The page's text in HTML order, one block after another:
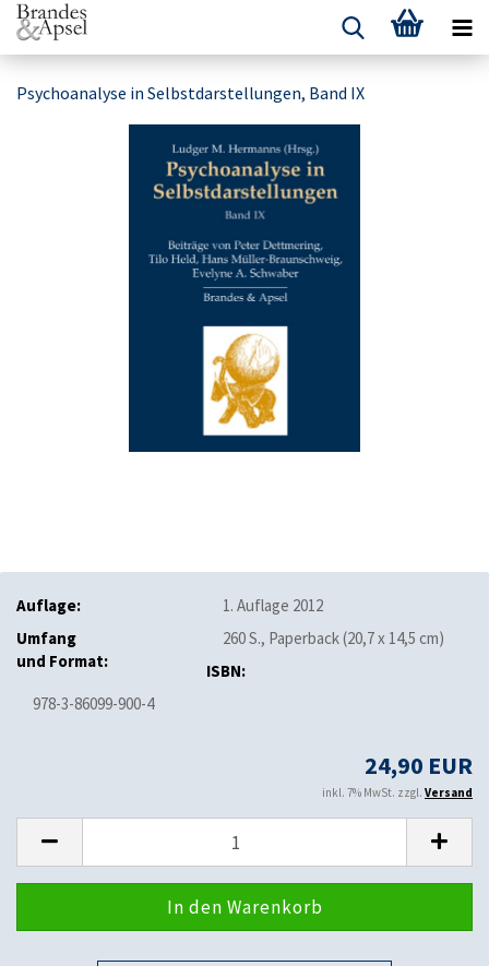
Psychoanalyse in Selbstdarstellungen, Band IX
Auflage:
1. Auflage 2012
Umfang
und Format:
260 S., Paperback (20,7 x 14,5 cm)
ISBN:
978-3-86099-900-4
24,90 EUR
inkl. 7% MwSt. zzgl. Versand